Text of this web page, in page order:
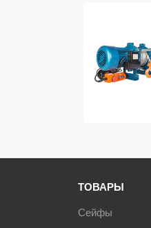
ТОВАРЫ
Сейфы